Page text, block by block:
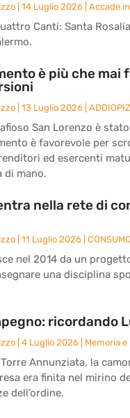
14 Luglio 2026 Accade
Canti: Santa
è più che
13 Luglio 2026
San Lorenzo è
è favorevole per
ed esercenti
di mano.
nella rete di
11 Luglio 2026
nel 2014 da un
una disciplina
ricordando
4 Luglio 2026 Memoria
Annunziata, la
era finita nel mirino
dell’ordine.